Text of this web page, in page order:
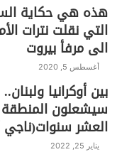
هذه هي حكاية
التي نقلت نترات
الى مرفأ بيروت
أغسطس 5, 2020
بين أوكرانيا
سيشعلون
العشر
يناير 25, 2022